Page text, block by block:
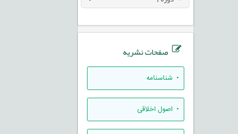
صفحات نشریه
• شناسنامه
• اصول اخلاقی